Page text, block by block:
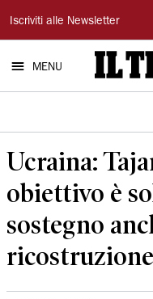
Il
Tirreno
Iscriviti alle Newsletter
MENU
Ucraina:
obiettivo è
sostegno
ricostruzione